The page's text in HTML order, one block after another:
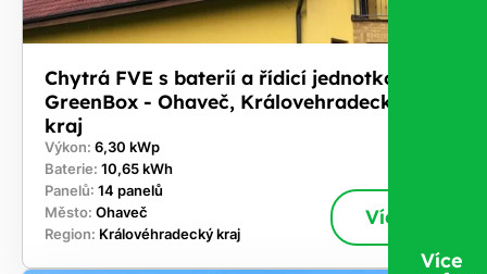
Chytrá FVE s baterií a řídicí jednotkou
GreenBox - Ohaveč, Královehradecký
kraj
Výkon: 6,30 kWp
Baterie: 10,65 kWh
Panelů: 14 panelů
Město: Ohaveč
Region: Královéhradecký kraj
Více
Více